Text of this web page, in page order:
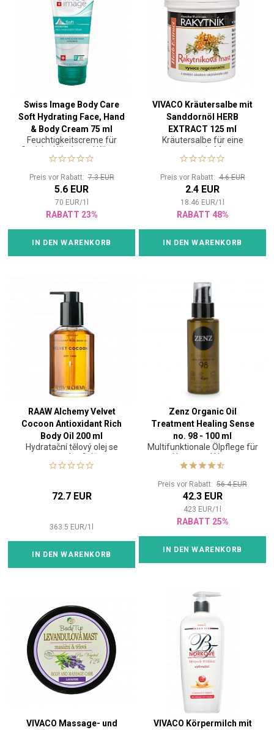
Swiss Image Body Care
Soft Hydrating Face, Hand
& Body Cream 75 ml
Feuchtigkeitscreme für
Gesicht, Hände und Körper
Preis vor Rabatt:7.3 EUR
5.6 EUR
70 EUR/1
RABATT 23%
IN DEN WARENKORB
VIVACO Kräutersalbe mit
Sanddornöl HERB
EXTRACT 125 ml
Kräutersalbe für eine
entspannende Massage
Preis vor Rabatt:4.6 EUR
2.4 EUR
18.46 EUR/1
RABATT 48%
IN DEN WARENKORB
RAAW Alchemy Velvet
Cocoon Antioxidant Rich
Body Oil 200 ml
Hydratační tělový olej se
sametovým finišem
72.7 EUR
363.5 EUR/1
IN DEN WARENKORB
Zenz Organic Oil
Treatment Healing Sense
no. 98 - 100 ml
Multifunktionale Ölpflege für
Haare und Haut
Preis vor Rabatt: 56.4 EUR
42.3 EUR
423 EUR/1
RABATT 25%
IN DEN WARENKORB
VIVACO Massage- und
VIVACO Körpermilch mit